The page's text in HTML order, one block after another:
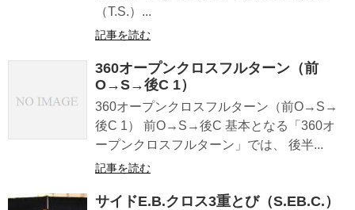
（T.S.）...
記事を読む
360オープンクロスフルターン（前
O→S→後C 1）
360オープンクロスフルターン（前O→S→
後C 1） 前O→S→後C 基本となる「360オ
ープンクロスフルターン」では、 後半...
記事を読む
サイドE.B.クロス3重とび（S.EB.C.）